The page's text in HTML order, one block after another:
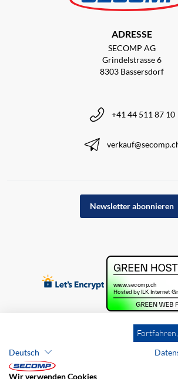
ADRESSE
SECOMP AG
Grindelstrasse 6
8303 Bassersdorf
+41 44 511 87 10
Newsletter abonnieren
Deutsch
Wir verwenden Cookies